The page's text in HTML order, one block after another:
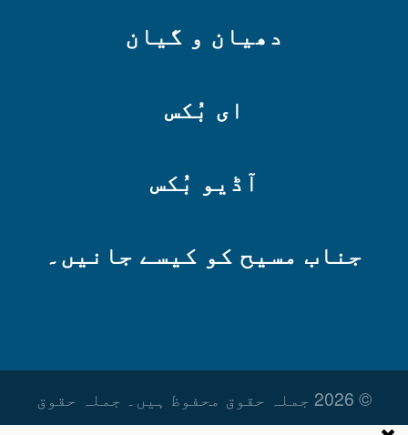
دھیان و گیان
ای بُکس
آڈیو بُکس
جناب مسیح کو کیسے جانیں۔
© 2026 جملہ حقوق محفوظ ہیں۔ جملہ حقوق